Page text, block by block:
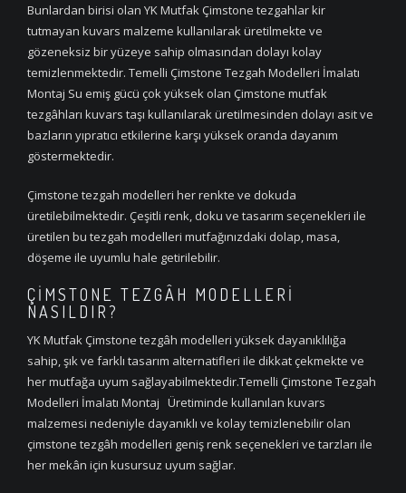
Bunlardan birisi olan YK Mutfak Çimstone tezgahlar kir
tutmayan kuvars malzeme kullanılarak üretilmekte ve
gözeneksiz bir yüzeye sahip olmasından dolayı kolay
temizlenmektedir. Temelli Çimstone Tezgah Modelleri İmalatı
Montaj Su emiş gücü çok yüksek olan Çimstone mutfak
tezgâhları kuvars taşı kullanılarak üretilmesinden dolayı asit ve
bazların yıpratıcı etkilerine karşı yüksek oranda dayanım
göstermektedir.
Çimstone tezgah modelleri her renkte ve dokuda
üretilebilmektedir. Çeşitli renk, doku ve tasarım seçenekleri ile
üretilen bu tezgah modelleri mutfağınızdaki dolap, masa,
döşeme ile uyumlu hale getirilebilir.
ÇIMSTONE TEZGÂH MODELLERI
NASILDIR?
YK Mutfak Çimstone tezgâh modelleri yüksek dayanıklılığa
sahip, şık ve farklı tasarım alternatifleri ile dikkat çekmekte ve
her mutfağa uyum sağlayabilmektedir.Temelli Çimstone Tezgah
Modelleri İmalatı Montaj Üretiminde kullanılan kuvars
malzemesi nedeniyle dayanıklı ve kolay temizlenebilir olan
çimstone tezgâh modelleri geniş renk seçenekleri ve tarzları ile
her mekân için kusursuz uyum sağlar.